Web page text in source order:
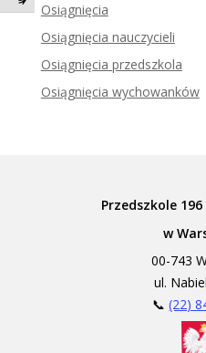
Zadzwoń do tłumacza języka
Osiągnięcia
Osiągnięcia nauczycieli
Osiągnięcia przedszkola
Osiągnięcia wychowanków
Przedszkole
w
00-743
ul.
📞(22)